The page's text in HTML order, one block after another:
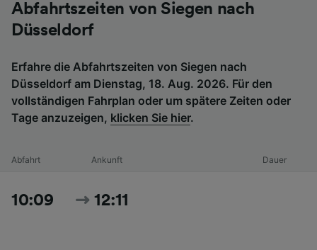
Abfahrtszeiten von Siegen nach
Düsseldorf
Erfahre die Abfahrtszeiten von Siegen nach
Düsseldorf am Dienstag, 18. Aug. 2026. Für den
vollständigen Fahrplan oder um spätere Zeiten oder
Tage anzuzeigen, klicken Sie hier.
Abfahrt Ankunft Dauer
10:09 12:11